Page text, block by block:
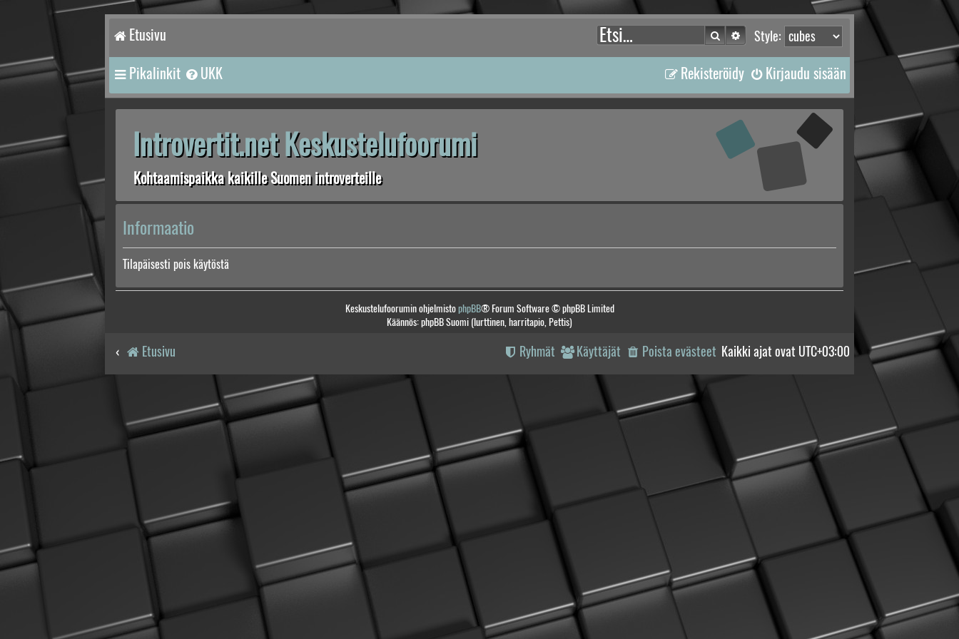
Etusivu Style:
Etsi Tarkennettu haku
Pikalinkit UKK Kirjaudu sisään
Rekisteröidy
Introvertit.net Keskustelufoorumi
Kohtaamispaikka kaikille Suomen introverteille
Informaatio
Tilapäisesti pois käytöstä
Keskustelufoorumin ohjelmistophpBB® Forum Software © phpBB Limited
Käännös: phpBB Suomi (lurttinen, harritapio, Pettis)
Etusivu Kaikki ajat ovat UTC+03:00
Poista evästeet
Käyttäjät
Ryhmät